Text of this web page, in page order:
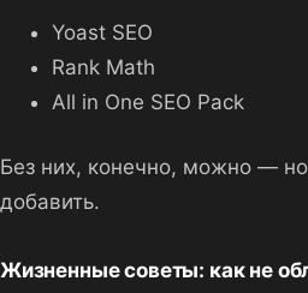
Yoast SEO
Rank Math
All in One SEO Pack
Без них, конечно, можно — но
добавить.
Жизненные советы: как не